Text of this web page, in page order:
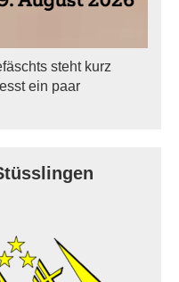
steht kurz
ein paar